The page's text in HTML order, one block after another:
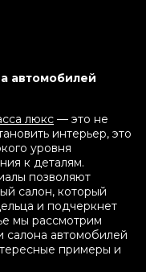
автомобилей
люкс — это не
интерьер, это
уровня
к деталям.
позволяют
салон, который
и подчеркнет
мы рассмотрим
автомобилей
примеры и